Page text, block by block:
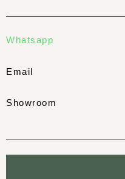
Whatsapp
Email
Showroom